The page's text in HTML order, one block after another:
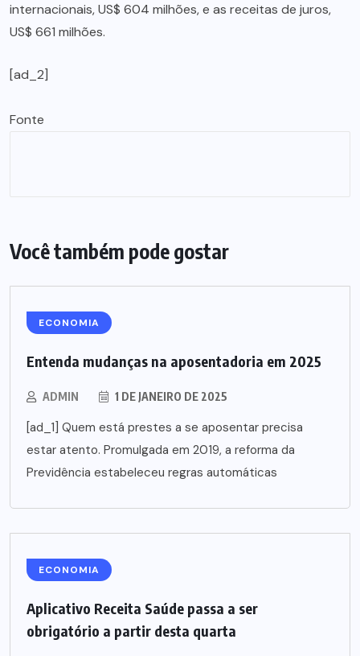
internacionais, US$ 604 milhões, e as receitas de juros,
US$ 661 milhões.
[ad_2]
Fonte
Você também pode gostar
ECONOMIA
Entenda mudanças na aposentadoria em 2025
ADMIN 1 DE JANEIRO DE 2025
[ad_1] Quem está prestes a se aposentar precisa
estar atento. Promulgada em 2019, a reforma da
Previdência estabeleceu regras automáticas
ECONOMIA
Aplicativo Receita Saúde passa a ser
obrigatório a partir desta quarta